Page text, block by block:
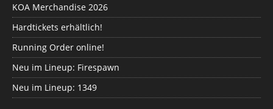
KOA Merchandise 2026
Hardtickets erhältlich!
Running Order online!
Neu im Lineup: Firespawn
Neu im Lineup: 1349